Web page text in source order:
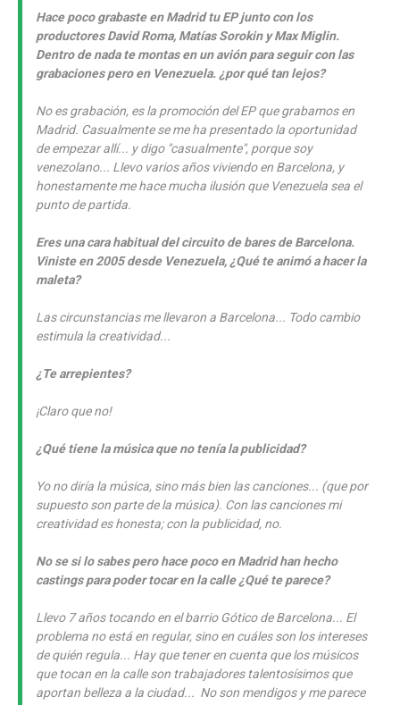
Hace poco grabaste en Madrid tu EP junto con los
productores David Roma, Matías Sorokin y Max Miglin.
Dentro de nada te montas en un avión para seguir con las
grabaciones pero en Venezuela. ¿por qué tan lejos?
No es grabación, es la promoción del EP que grabamos en
Madrid. Casualmente se me ha presentado la oportunidad
de empezar allí... y digo "casualmente", porque soy
venezolano... Llevo varios años viviendo en Barcelona, y
honestamente me hace mucha ilusión que Venezuela sea el
punto de partida.
Eres una cara habitual del circuito de bares de Barcelona.
Viniste en 2005 desde Venezuela, ¿Qué te animó a hacer la
maleta?
Las circunstancias me llevaron a Barcelona... Todo cambio
estimula la creatividad...
¿Te arrepientes?
¡Claro que no!
¿Qué tiene la música que no tenía la publicidad?
Yo no diría la música, sino más bien las canciones... (que por
supuesto son parte de la música). Con las canciones mi
creatividad es honesta; con la publicidad, no.
No se si lo sabes pero hace poco en Madrid han hecho
castings para poder tocar en la calle ¿Qué te parece?
Llevo 7 años tocando en el barrio Gótico de Barcelona... El
problema no está en regular, sino en cuáles son los intereses
de quién regula... Hay que tener en cuenta que los músicos
que tocan en la calle son trabajadores talentosísimos que
aportan belleza a la ciudad... No son mendigos y me parece